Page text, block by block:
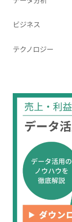
ビジネス
テクノロジー